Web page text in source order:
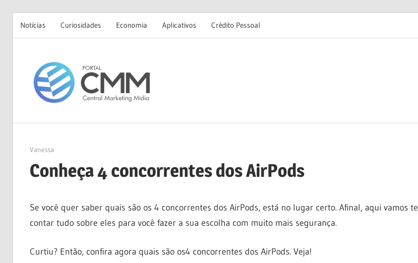
Notícias Curiosidades Economia Aplicativos Crédito Pessoal
content
26/04/2023
Vanessa
Conheça 4 concorrentes dos AirPods
Se você quer saber quais são os 4 concorrentes dos AirPods, está no lugar certo. Afinal, aqui vamos te
contar tudo sobre eles para você fazer a sua escolha com muito mais segurança.
Curtiu? Então, confira agora quais são os4 concorrentes dos AirPods. Veja!